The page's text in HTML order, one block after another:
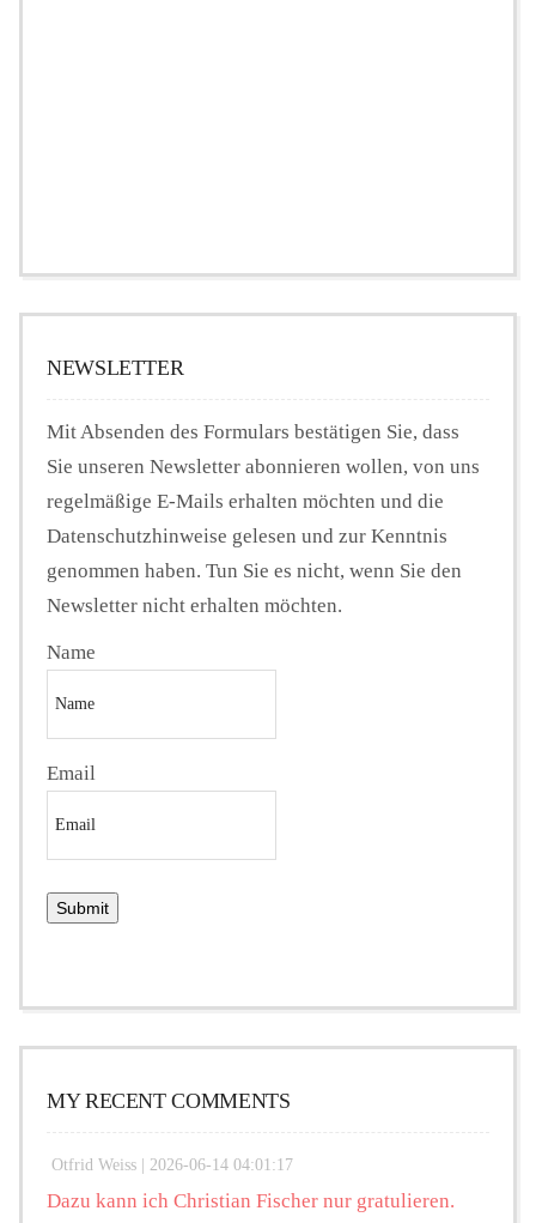
NEWSLETTER
Mit Absenden des Formulars bestätigen Sie, dass
Sie unseren Newsletter abonnieren wollen, von uns
regelmäßige E-Mails erhalten möchten und die
Datenschutzhinweise gelesen und zur Kenntnis
genommen haben. Tun Sie es nicht, wenn Sie den
Newsletter nicht erhalten möchten.
Name
Email
MY RECENT COMMENTS
Otfrid Weiss | 2026-06-14 04:01:17
Dazu kann ich Christian Fischer nur gratulieren.